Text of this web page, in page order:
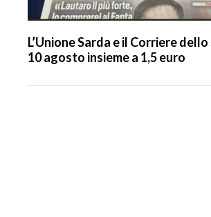
L’Unione Sarda e il Corriere
10 agosto insieme a 1,5 euro